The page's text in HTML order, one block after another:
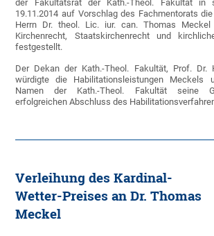
der Fakultätsrat der Kath.-Theol. Fakultät in
19.11.2014 auf Vorschlag des Fachmentorats
Herrn Dr. theol. Lic. iur. can. Thomas
Kirchenrecht, Staatskirchenrecht und
festgestellt.
Der Dekan der Kath.-Theol. Fakultät, Prof. Dr.
würdigte die Habilitationsleistungen
Namen der Kath.-Theol. Fakultät seine
erfolgreichen Abschluss des
Verleihung des Kardinal-
Wetter-Preises an Dr. Thomas
Meckel